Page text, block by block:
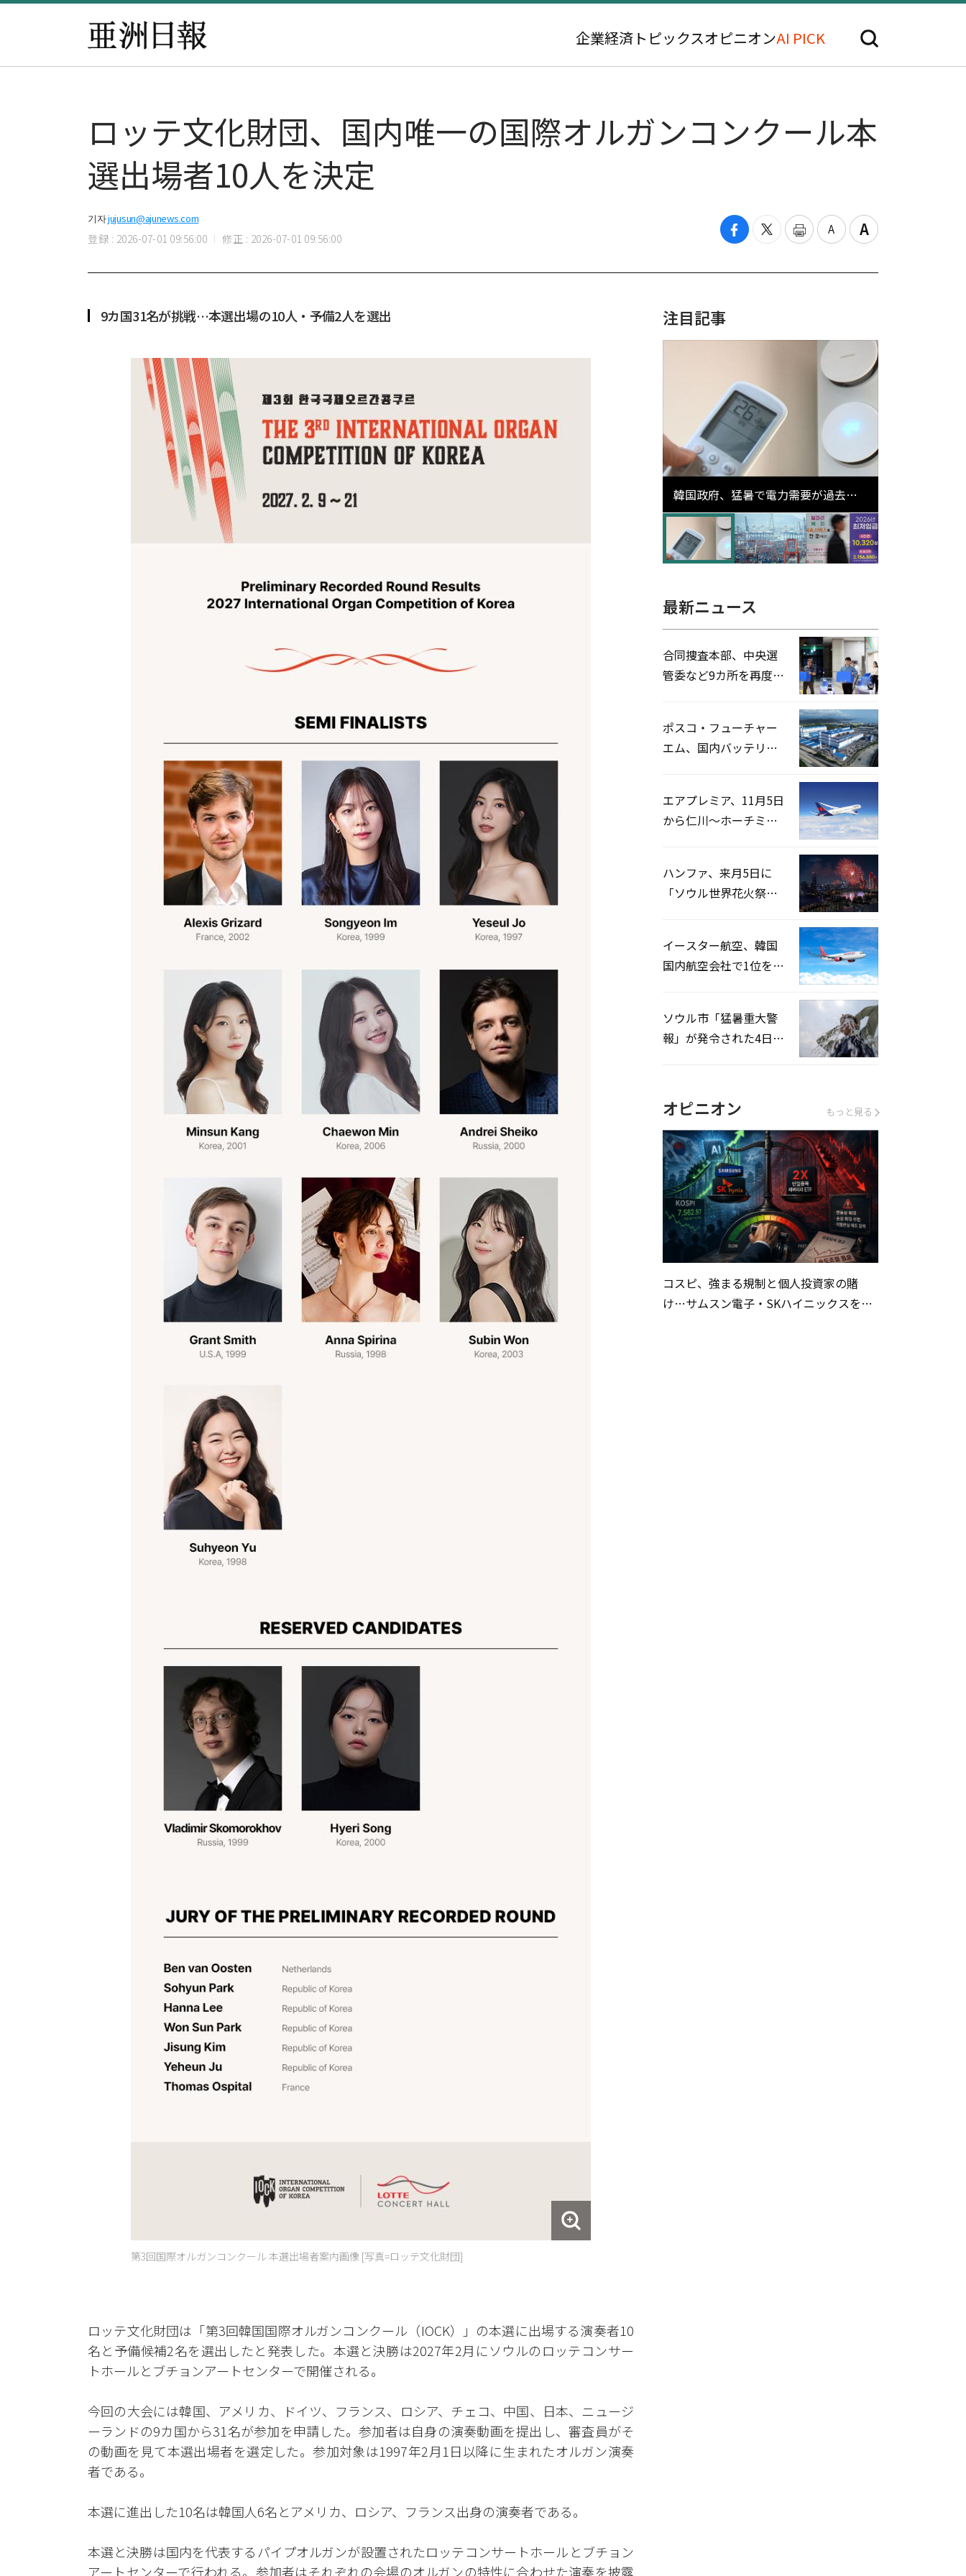
企業経済 トピックスオピニオンAI PICK
ロッテ文化財団、国内唯一の国際オルガンコンクール本
選出場者10人を決定
기자jujusun@ajunews.com
登録 : 2026-07-01 09:56:00 修正 : 2026-07-01 09:56:00
9カ国31名が挑戦…本選出場の10人・予備2人を選出
第3回国際オルガンコンクール 本選出場者案内画像 [写真=ロッテ文化財団]
ロッテ文化財団は「第3回韓国国際オルガンコンクール（IOCK）」の本選に出場する演奏者10
名と予備候補2名を選出したと発表した。本選と決勝は2027年2月にソウルのロッテコンサー
トホールとブチョンアートセンターで開催される。
今回の大会には韓国、アメリカ、ドイツ、フランス、ロシア、チェコ、中国、日本、ニュージ
ーランドの9カ国から31名が参加を申請した。参加者は自身の演奏動画を提出し、審査員がそ
の動画を見て本選出場者を選定した。参加対象は1997年2月1日以降に生まれたオルガン演奏
者である。
本選に進出した10名は韓国人6名とアメリカ、ロシア、フランス出身の演奏者である。
本選と決勝は国内を代表するパイプオルガンが設置されたロッテコンサートホールとブチョン
アートセンターで行われる。参加者はそれぞれの会場のオルガンの特性に合わせた演奏を披露
注目記事
韓国政府、猛暑で電力需要が過去最
高更新の可能性に需給対応体制を点
検
最新ニュース
合同捜査本部、中央選
管委など9カ所を再度家
ポスコ・フューチャー
エム、国内バッテリー
エアプレミア、11月5日
から仁川〜ホーチミン
ハンファ、来月5日に
「ソウル世界花火祭り
イースター航空、韓国
国内航空会社で1位を記
ソウル市「猛暑重大警
報」が発令された4日、
オピニオン もっと見る
コスピ、強まる規制と個人投資家の賭
け…サムスン電子・SKハイニックスを巡